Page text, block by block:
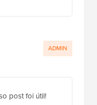
post foi útil!
ADMIN